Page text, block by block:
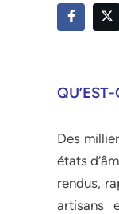
Des
états
rendus,
artisans